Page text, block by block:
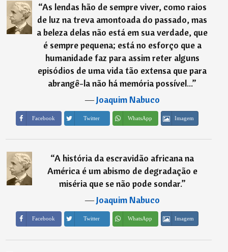
“As lendas hão de sempre viver, como raios
de luz na treva amontoada do passado, mas
a beleza delas não está em sua verdade, que
é sempre pequena; está no esforço que a
humanidade faz para assim reter alguns
episódios de uma vida tão extensa que para
abrangê-la não há memória possível...”
―Joaquim Nabuco
Facebook Twitter WhatsApp Imagem
“A história da escravidão africana na
América é um abismo de degradação e
miséria que se não pode sondar.”
―Joaquim Nabuco
Facebook Twitter WhatsApp Imagem